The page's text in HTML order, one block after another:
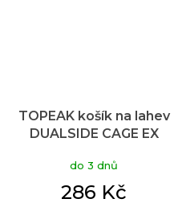
TOPEAK košík na lahev
DUALSIDE CAGE EX
do 3 dnů
286 Kč